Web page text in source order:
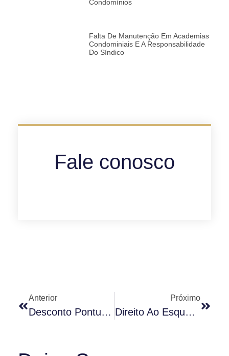
Condomínios
Falta De Manutenção Em Academias
Condominiais E A Responsabilidade
Do Síndico
Fale conosco
Anterior
Desconto Pontualidade
Próximo
Direito Ao Esquecimento Na Era Da Revolução Da Informação